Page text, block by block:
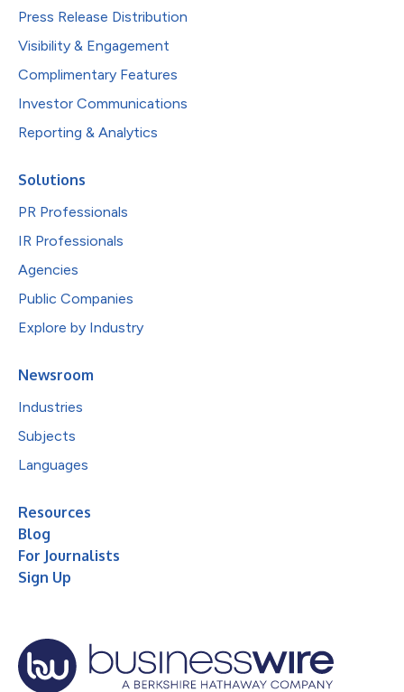
Press Release Distribution
Visibility & Engagement
Complimentary Features
Investor Communications
Reporting & Analytics
Solutions
PR Professionals
IR Professionals
Agencies
Public Companies
Explore by Industry
Newsroom
Industries
Subjects
Languages
Resources
Blog
For Journalists
Sign Up